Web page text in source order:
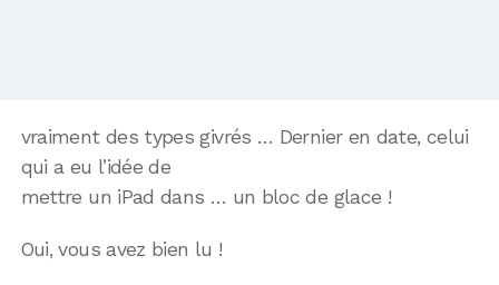
vraiment des types givrés … Dernier en date, celui
qui a eu l’idée de
mettre un iPad dans … un bloc de glace !
Oui, vous avez bien lu !